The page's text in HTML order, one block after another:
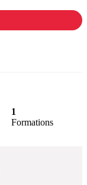
1
Formations